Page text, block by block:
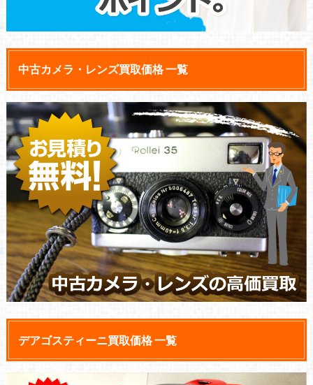
中古カメラ・レンズ買取価格 一覧
デアゴスティーニ買取価格 一覧